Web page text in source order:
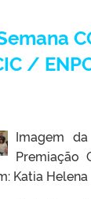
/
Imagem
Premiação
Katia